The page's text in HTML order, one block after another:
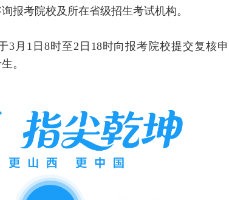
询报考院校及所在省级招生考试机构。
3月1日8时至2日18时向报考院校提交复核申
。